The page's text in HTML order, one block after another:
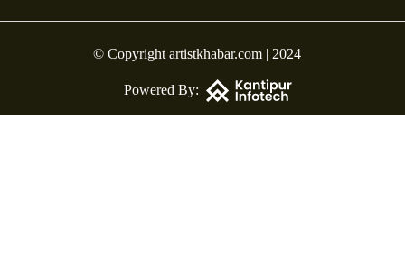
© Copyright artistkhabar.com | 2024
Powered By: